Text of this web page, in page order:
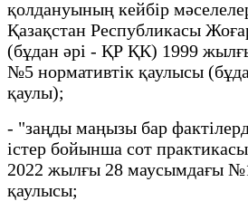
қолдануының кейбір
Қазақстан Республикасы
(бұдан әрі - ҚР ҚК) 1999
№5 нормативтік қаулысы
қаулы);
- "заңды маңызы бар
істер бойынша сот
2022 жылғы 28 маусымдағы
қаулысы;